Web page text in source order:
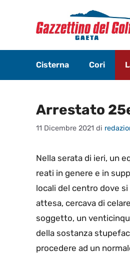
contenuto
Cisterna Cori
Arrestato
11 Dicembre 2021 di
Nella serata di ieri, un
reati in genere e in
locali del centro dove
attesa, cercava di
soggetto, un
della sostanza
procedere ad un